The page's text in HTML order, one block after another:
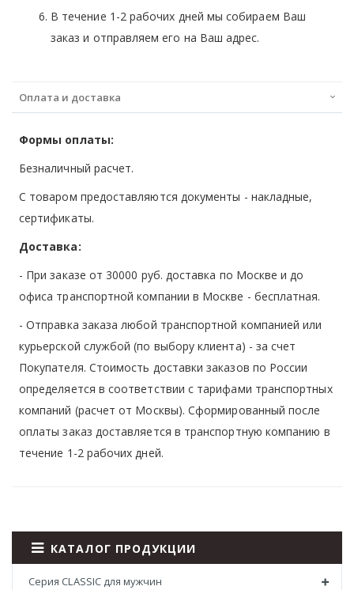
В течение 1-2 рабочих дней мы собираем Ваш
заказ и отправляем его на Ваш адрес.
Оплата и доставка
Формы оплаты:
Безналичный расчет.
С товаром предоставляются документы - накладные,
сертификаты.
Доставка:
- При заказе от 30000 руб. доставка по Москве и до
офиса транспортной компании в Москве - бесплатная.
- Отправка заказа любой транспортной компанией или
курьерской службой (по выбору клиента) - за счет
Покупателя. Стоимость доставки заказов по России
определяется в соответствии с тарифами транспортных
компаний (расчет от Москвы). Сформированный после
оплаты заказ доставляется в транспортную компанию в
течение 1-2 рабочих дней.
КАТАЛОГ ПРОДУКЦИИ
Серия CLASSIC для мужчин